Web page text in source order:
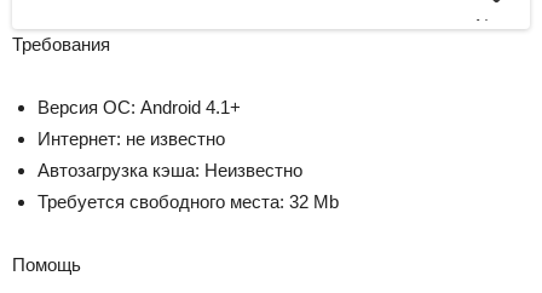
Next
Требования
Версия ОС: Android 4.1+
Интернет: не известно
Автозагрузка кэша: Неизвестно
Требуется свободного места: 32 Mb
Помощь